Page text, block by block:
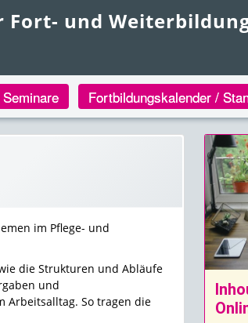
Fort- und
Fortbildungskalender /
im Pflege- und
die Strukturen und Abläufe
und
Arbeitsalltag. So tragen die